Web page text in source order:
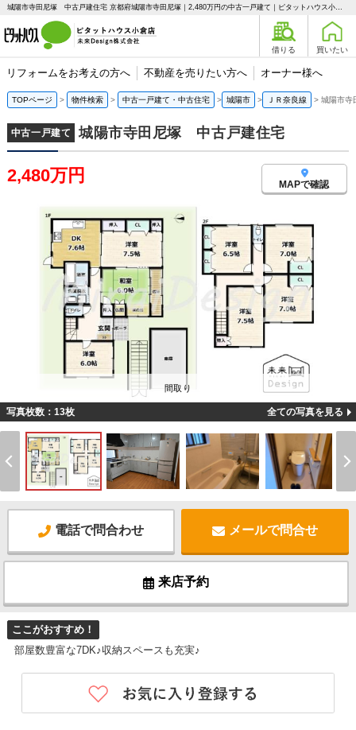
城陽市寺田尼塚 中古戸建住宅 京都府城陽市寺田尼塚｜2,480万円の中古一戸建て｜ピタットハウス小倉店 未来Design株式会社
借りる 買いたい
リフォームをお考えの方へ 不動産を売りたい方へ オーナー様へ
TOPページ 物件検索 中古一戸建て・中古住宅 城陽市 ＪＲ奈良線 城陽市
中古一戸建て 城陽市寺田尼塚 中古戸建住宅
2,480万円 MAPで確認
間取り
写真枚数：13枚 全ての写真を見る
電話で問合わせ メールで問合せ
来店予約
ここがおすすめ！
部屋数豊富な7DK♪収納スペースも充実♪